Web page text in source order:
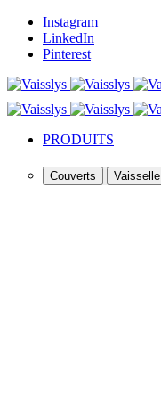
Instagram
LinkedIn
Pinterest
PRODUITS
Couverts Vaisselle